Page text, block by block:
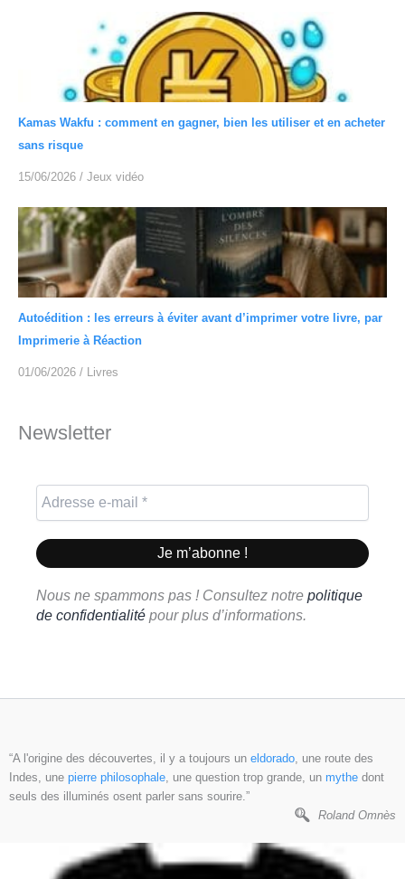
Kamas Wakfu : comment en gagner, bien les utiliser et en acheter
sans risque
15/06/2026 / Jeux vidéo
Autoédition : les erreurs à éviter avant d’imprimer votre livre, par
Imprimerie à Réaction
01/06/2026 / Livres
Newsletter
Nous ne spammons pas ! Consultez notre politique
de confidentialité pour plus d’informations.
“A l'origine des découvertes, il y a toujours un eldorado, une route des
Indes, une pierre philosophale, une question trop grande, un mythe dont
seuls des illuminés osent parler sans sourire.”
Roland Omnès